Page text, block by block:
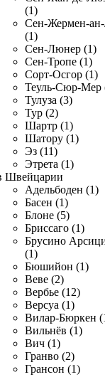
(1)
Сен-Жермен-
(1)
Сен-Люнер (1)
Сен-Тропе (1)
Сорт-Осгор (1)
Теуль-Сюр-Мер
Тулуза (3)
Тур (2)
Шартр (1)
Шатору (1)
Эз (11)
Этрета (1)
Швейцарии
Адельбоден (1)
Басен (1)
Блоне (5)
Бриссаго (1)
Брусино
(1)
Бюшийон (1)
Веве (2)
Вербье (12)
Версуа (1)
Вилар-Бюркен
Вильнёв (1)
Вич (1)
Гранво (2)
Грансон (1)